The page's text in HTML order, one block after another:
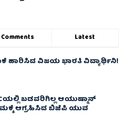
Comments Latest
ಹಾರಿಸಿದ ವಿಜಯ ಭಾರತಿ ವಿದ್ಯಾರ್ಥಿನಿ!
ಬಡವರಿಗಿಲ್ಲ ಆಯುಷ್ಮಾನ್
ಆಗ್ರಹಿಸಿದ ಬಿಜೆಪಿ ಯುವ